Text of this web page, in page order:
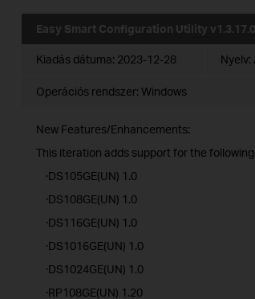
Easy Smart Configuration Utility v1.3.17.0
Kiadás dátuma: 2023-12-28 Nyelv:
Operációs rendszer: Windows
New Features/Enhancements:
This iteration adds support for the
·DS105GE(UN) 1.0
·DS108GE(UN) 1.0
·DS116GE(UN) 1.0
·DS1016GE(UN) 1.0
·DS1024GE(UN) 1.0
·RP108GE(UN) 1.20